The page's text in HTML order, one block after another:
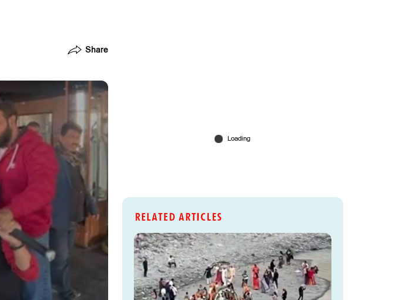
Share
RELATED ARTICLES